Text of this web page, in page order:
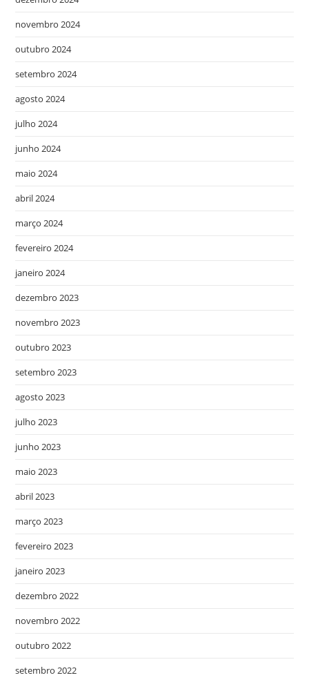
novembro 2024
outubro 2024
setembro 2024
agosto 2024
julho 2024
junho 2024
maio 2024
abril 2024
março 2024
fevereiro 2024
janeiro 2024
dezembro 2023
novembro 2023
outubro 2023
setembro 2023
agosto 2023
julho 2023
junho 2023
maio 2023
abril 2023
março 2023
fevereiro 2023
janeiro 2023
dezembro 2022
novembro 2022
outubro 2022
setembro 2022